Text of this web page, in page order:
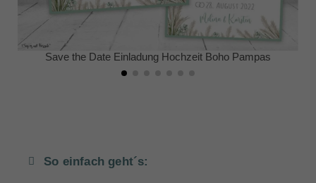
Save the Date Einladung Hochzeit Boho Pampas
So einfach geht´s: